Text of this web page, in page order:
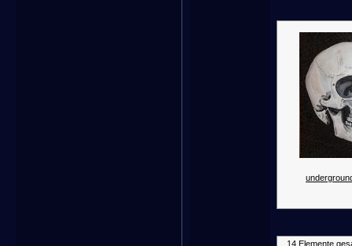
14 Elemente